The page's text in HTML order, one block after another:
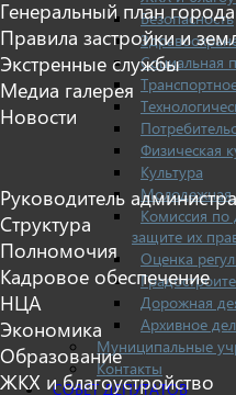
Безопасность
Социальная
Физическая
Культура
Молодежная
Комиссия по
защите их
Оценка
Дорожная
Архивное
Муниципальные
Контакты
СОВЕТ ДЕПУТАТОВ
Генеральный план города
Правила застройки и
Экстренные службы
Медиа галерея
Новости
Руководитель
Структура
Полномочия
Кадровое обеспечение
НЦА
Экономика
Образование
ЖКХ и благоустройство